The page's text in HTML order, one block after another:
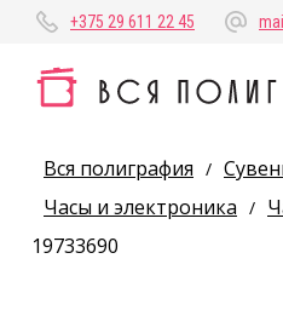
+375 29 611 22 45
Вся полиграфия /
Часы и электроника /
19733690